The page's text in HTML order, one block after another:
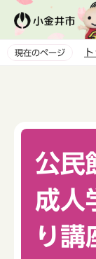
ペ
現在のページ
公民
成人
り講